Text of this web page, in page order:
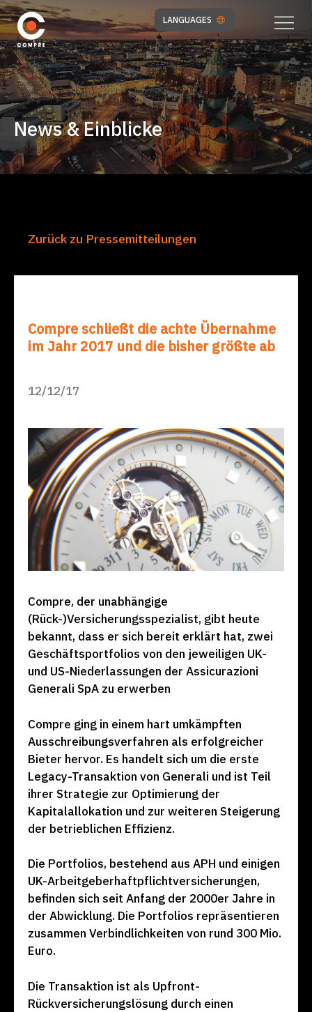
LANGUAGES
News & Einblicke
Zurück zu Pressemitteilungen
Compre schließt die achte Übernahme
im Jahr 2017 und die bisher größte ab
12/12/17
Compre, der unabhängige
(Rück-)Versicherungsspezialist, gibt heute
bekannt, dass er sich bereit erklärt hat, zwei
Geschäftsportfolios von den jeweiligen UK-
und US-Niederlassungen der Assicurazioni
Generali SpA zu erwerben
Compre ging in einem hart umkämpften
Ausschreibungsverfahren als erfolgreicher
Bieter hervor. Es handelt sich um die erste
Legacy-Transaktion von Generali und ist Teil
ihrer Strategie zur Optimierung der
Kapitalallokation und zur weiteren Steigerung
der betrieblichen Effizienz.
Die Portfolios, bestehend aus APH und einigen
UK-Arbeitgeberhaftpflichtversicherungen,
befinden sich seit Anfang der 2000er Jahre in
der Abwicklung. Die Portfolios repräsentieren
zusammen Verbindlichkeiten von rund 300 Mio.
Euro.
Die Transaktion ist als Upfront-
Rückversicherungslösung durch einen